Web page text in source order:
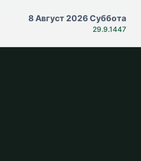
8 Август 2026 Суббота
29.9.1447